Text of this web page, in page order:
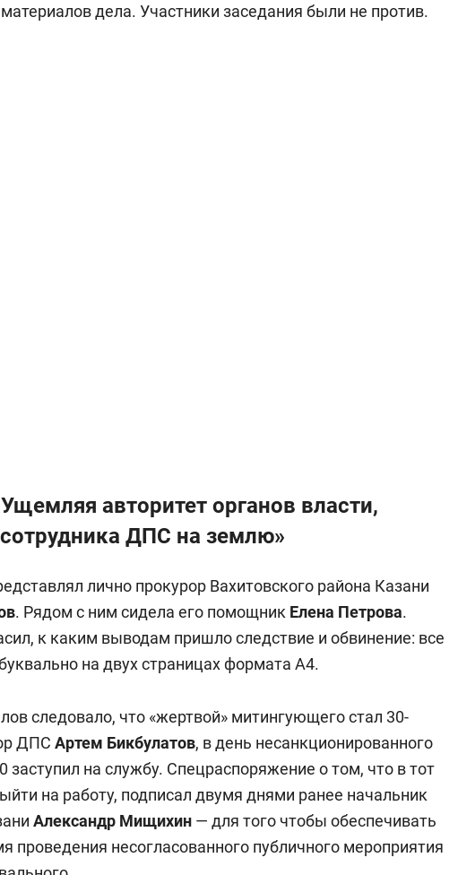
дела. Участники заседания были не против.
авторитет органов власти,
ДПС на землю»
лично прокурор Вахитовского района Казани
. Рядом с ним сидела его помощник Елена Петрова.
к каким выводам пришло следствие и обвинение: все
на двух страницах формата А4.
следовало, что «жертвой» митингующего стал 30-
ДПС Артем Бикбулатов, в день несанкционированного
заступил на службу. Спецраспоряжение о том, что в тот
на работу, подписал двумя днями ранее начальник
Александр Мищихин — для того чтобы обеспечивать
проведения несогласованного публичного мероприятия